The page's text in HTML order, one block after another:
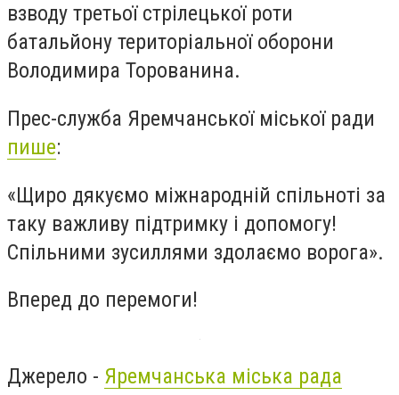
взводу третьої стрілецької роти
батальйону територіальної оборони
Володимира Торованина.
Прес-служба Яремчанської міської ради
пише:
«Щиро дякуємо міжнародній спільноті за
таку важливу підтримку і допомогу!
Спільними зусиллями здолаємо ворога».
Вперед до перемоги!
Джерело - Яремчанська міська рада